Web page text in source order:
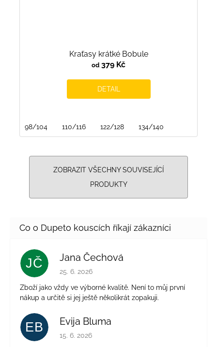
Kraťasy krátké Bobule
od 379 Kč
DETAIL
98/104 110/116 122/128 134/140
ZOBRAZIT VŠECHNY SOUVISEJÍCÍ
PRODUKTY
JČ Jana Čechová
Hodnocení obchodu je 5 z 5 hvězdiček.
25. 6. 2026
Zboží jako vždy ve výborné kvalitě. Není to můj první
nákup a určitě si jej ještě několikrát zopakuji.
EB Evija Bluma
Hodnocení obchodu je 5 z 5 hvězdiček.
15. 6. 2026